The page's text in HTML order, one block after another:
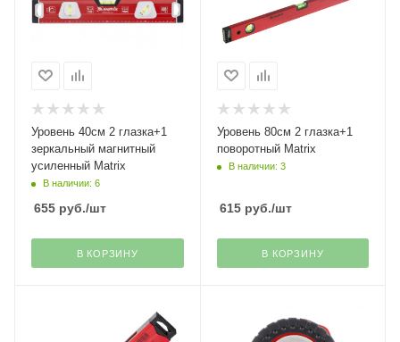
Уровень 40см 2 глазка+1
зеркальный магнитный
усиленный Matrix
В наличии: 6
655 руб./шт
В КОРЗИНУ
Уровень 80см 2 глазка+1
поворотный Matrix
В наличии: 3
615руб./шт
В КОРЗИНУ